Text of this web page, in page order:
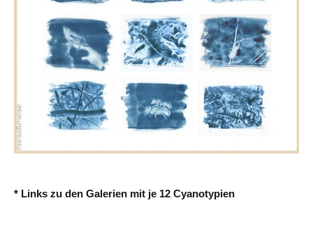
* Links zu den Galerien mit je 12 Cyanotypien